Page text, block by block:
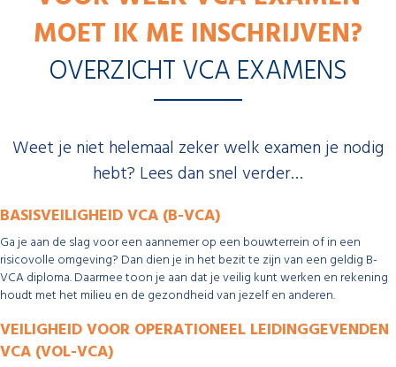
MOET IK ME INSCHRIJVEN?
OVERZICHT VCA EXAMENS
Weet je niet helemaal zeker welk examen je nodig
hebt? Lees dan snel verder…
BASISVEILIGHEID VCA (B-VCA)
Ga je aan de slag voor een aannemer op een bouwterrein of in een
risicovolle omgeving? Dan dien je in het bezit te zijn van een geldig B-
VCA diploma. Daarmee toon je aan dat je veilig kunt werken en rekening
houdt met het milieu en de gezondheid van jezelf en anderen.
VEILIGHEID VOOR OPERATIONEEL LEIDINGGEVENDEN
VCA (VOL-VCA)